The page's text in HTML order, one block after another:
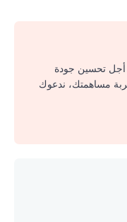
أجل تحسين جودة
مساهمتك، ندعوك